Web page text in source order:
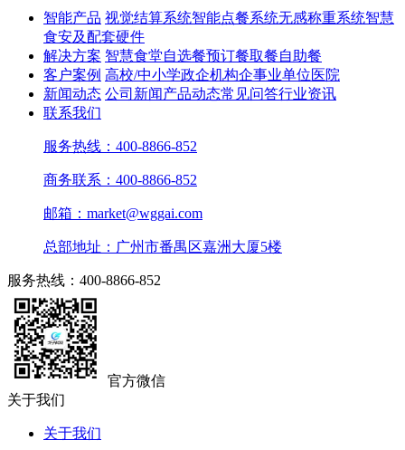
智能产品 视觉结算系统智能点餐系统无感称重系统智慧
食安及配套硬件
解决方案 智慧食堂自选餐预订餐取餐自助餐
客户案例 高校/中小学政企机构企事业单位医院
新闻动态 公司新闻产品动态常见问答行业资讯
联系我们
服务热线：400-8866-852
商务联系：400-8866-852
邮箱：market@wggai.com
总部地址：广州市番禺区嘉洲大厦5楼
服务热线：400-8866-852
官方微信
关于我们
关于我们